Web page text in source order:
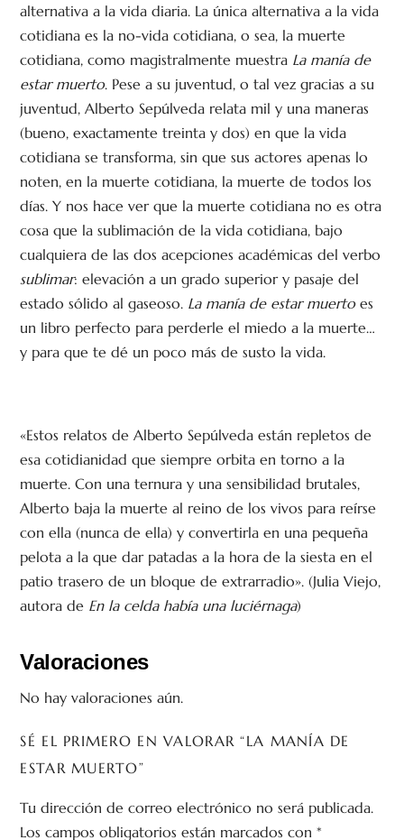
alternativa a la vida diaria. La única alternativa a la vida
cotidiana es la no-vida cotidiana, o sea, la muerte
cotidiana, como magistralmente muestra La manía de
estar muerto. Pese a su juventud, o tal vez gracias a su
juventud, Alberto Sepúlveda relata mil y una maneras
(bueno, exactamente treinta y dos) en que la vida
cotidiana se transforma, sin que sus actores apenas lo
noten, en la muerte cotidiana, la muerte de todos los
días. Y nos hace ver que la muerte cotidiana no es otra
cosa que la sublimación de la vida cotidiana, bajo
cualquiera de las dos acepciones académicas del verbo
sublimar: elevación a un grado superior y pasaje del
estado sólido al gaseoso. La manía de estar muertoes
un libro perfecto para perderle el miedo a la muerte…
y para que te dé un poco más de susto la vida.
«Estos relatos de Alberto Sepúlveda están repletos de
esa cotidianidad que siempre orbita en torno a la
muerte. Con una ternura y una sensibilidad brutales,
Alberto baja la muerte al reino de los vivos para reírse
con ella (nunca de ella) y convertirla en una pequeña
pelota a la que dar patadas a la hora de la siesta en el
patio trasero de un bloque de extrarradio». (Julia Viejo,
autora de En la celda había una luciérnaga)
Valoraciones
No hay valoraciones aún.
SÉ EL PRIMERO EN VALORAR “LA MANÍA DE
ESTAR MUERTO”
Tu dirección de correo electrónico no será publicada.
Los campos obligatorios están marcados con*